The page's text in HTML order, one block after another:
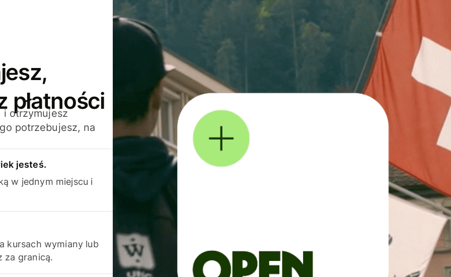
płatności
i otrzymujesz
potrzebujesz, na
jesteś.
w jednym miejscu i
kursach wymiany lub
za granicą.